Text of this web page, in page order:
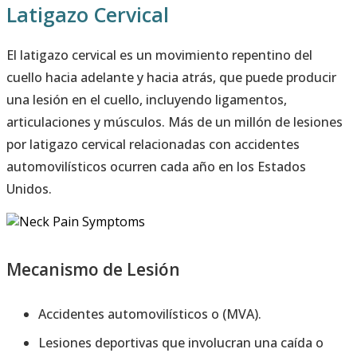
Latigazo Cervical
El latigazo cervical es un movimiento repentino del
cuello hacia adelante y hacia atrás, que puede producir
una lesión en el cuello, incluyendo ligamentos,
articulaciones y músculos. Más de un millón de lesiones
por latigazo cervical relacionadas con accidentes
automovilísticos ocurren cada año en los Estados
Unidos.
Mecanismo de Lesión
Accidentes automovilísticos o (MVA).
Lesiones deportivas que involucran una caída o